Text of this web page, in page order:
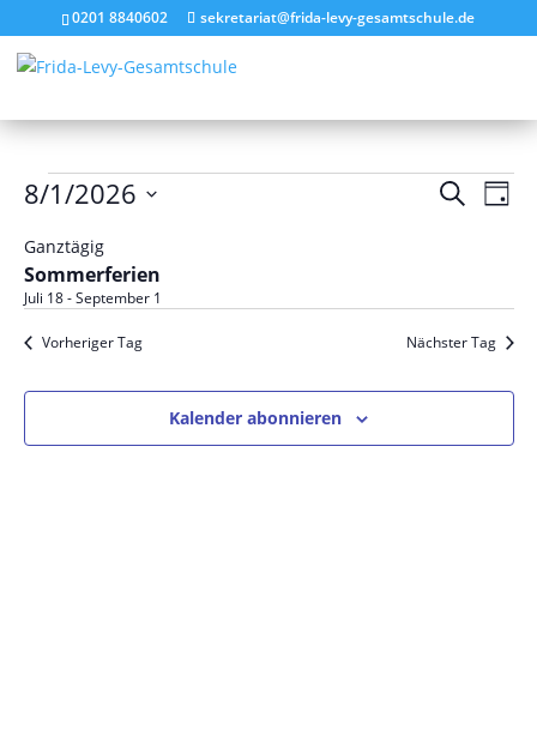
0201 8840602 sekretariat@frida-levy-gesamtschule.de
Veranstaltungen
August
1,
2026
SucheTag
8/1/2026
wählen.
Ganztägig
Sommerferien
Juli 18-September 1
Vorheriger Tag Nächster Tag
Kalender abonnieren